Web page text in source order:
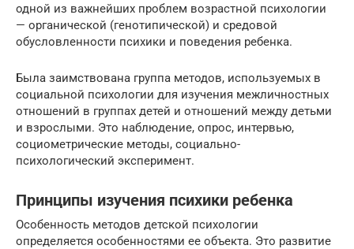
одной из важнейших проблем возрастной психологии
— органической (генотипической) и средовой
обусловленности психики и поведения ребенка.
Была заимствована группа методов, используемых в
социальной психологии для изучения межличностных
отношений в группах детей и отношений между детьми
и взрослыми. Это наблюдение, опрос, интервью,
социометрические методы, социально-
психологический эксперимент.
Принципы изучения психики ребенка
Особенность методов детской психологии
определяется особенностями ее объекта. Это развитие